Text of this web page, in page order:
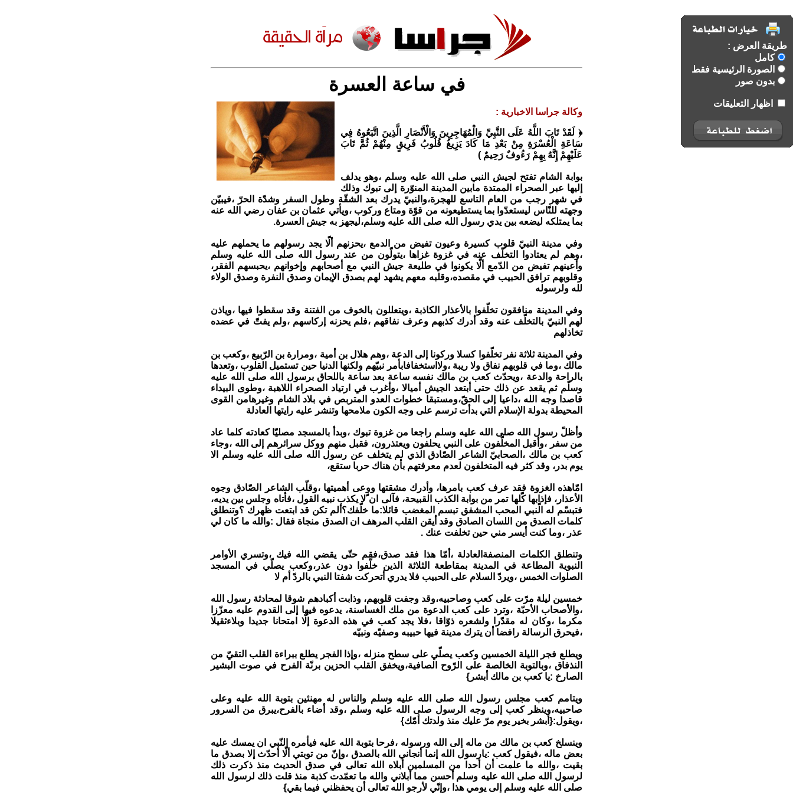
طريقة العرض :
كامل
الصورة الرئيسية فقط
بدون صور
اظهار التعليقات
في ساعة العسرة
وكالة جراسا الاخبارية :
﴿ لَقَدْ تَابَ اللَّهُ عَلَى النَّبِيِّ وَالْمُهَاجِرِينَ وَالْأَنْصَارِ الَّذِينَ اتَّبَعُوهُ فِي
سَاعَةِ الْعُسْرَةِ مِنْ بَعْدِ مَا كَادَ يَزِيغُ قُلُوبُ فَرِيقٍ مِنْهُمْ ثُمَّ تَابَ
عَلَيْهِمْ إِنَّهُ بِهِمْ رَءُوفٌ رَحِيمٌ )
بوابة الشام تفتح لجيش النبي صلى الله عليه وسلم ،وهو يدلف
إليها عبر الصحراء الممتدة مابين المدينة المنوّرة إلى تبوك وذلك
في شهر رجب من العام التاسع للهجرة،والنبيّ يدرك بعد الشقّة وطول السفر وشدّة الحرّ ،فيبيّن
وجهته للنّاس ليستعدّوا بما يستطيعونه من قوّة ومتاع وركوب ،ويأتي عثمان بن عفان رضي الله عنه
بما يمتلكه ليضعه بين يدي رسول الله صلى الله عليه وسلم،ليجهز به جيش العسرة.
وفي مدينة النبيّ قلوب كسيرة وعيون تفيض من الدمع ،يحزنهم ألّا يجد رسولهم ما يحملهم عليه
،وهم لم يعتادوا التخلّف عنه في غزوة غزاها ،يتولّون من عند رسول الله صلى الله عليه وسلم
وأعينهم تفيض من الدّمع ألّا يكونوا في طليعة جيش النبي مع أصحابهم وإخوانهم ،يحبسهم الفقر،
وقلوبهم ترافق الحبيب في مقصده،وقلبه معهم يشهد لهم بصدق الإيمان وصدق النفرة وصدق الولاء
لله ولرسوله
وفي المدينة منافقون تخلّفوا بالأعذار الكاذبة ،ويتعللون بالخوف من الفتنة وقد سقطوا فيها ،وياذن
لهم النبيّ بالتخلّف عنه وقد أدرك كذبهم وعرف نفاقهم ،فلم يحزنه إركاسهم ،ولم يفتّ في عضده
تخاذلهم
وفي المدينة ثلاثة نفر تخلّفوا كسلا وركونا إلى الدعة ،وهم هلال بن أمية ،ومرارة بن الرّبيع ،وكعب بن
مالك ،وما في قلوبهم نفاق ولا ريبة ،ولااستخفافابأمر نبيّهم ولكنها الدنيا حين تستميل القلوب ،وتعدها
بالراحة والدعة ،ويحدّث كعب بن مالك نفسه ساعة بعد ساعة باللحاق برسول الله صلى الله عليه
وسلّم ثم يقعد عن ذلك حتى أبتعد الجيش أميالا ،وأغرب في ارتياد الصحراء اللاهبة ،وطوى البيداء
قاصدا وجه الله ،داعيا إلى الحقّ،ومستبقا خطوات العدو المتربص في بلاد الشام وغيرهامن القوى
المحيطة بدولة الإسلام التي بدأت ترسم على وجه الكون ملامحها وتنشر عليه رايتها العادلة
وأظلّ رسول الله صلى الله عليه وسلم راجعا من غزوة تبوك ،وبدأ بالمسجد مصليّا كعادته كلما عاد
من سفر ،وأقبل المخلّفون على النبي يحلفون ويعتذرون، فقبل منهم ووكل سرائرهم إلى الله ،وجاء
كعب بن مالك ،الصحابيّ الشاعر الصّادق الذي لم يتخلف عن رسول الله صلى الله عليه وسلم الا
يوم بدر، وقد كثر فيه المتخلفون لعدم معرفتهم بأن هناك حربا ستقع،
امّاهذه الغزوة فقد عرف كعب بامرها، وأدرك مشقتها ووعى أهميتها ،وقلّب الشاعر الصّادق وجوه
الأعذار، فإذابها كّلها تمر من بوابة الكذب القبيحة، فآلى ان ّلا يكذب نبيه القول ،فأتاه وجلس بين يديه،
فتبسّم له الّنبي المحب المشفق تبسم المغضب قائلا:ما خلّفك؟ألم تكن قد ابتعت ظهرك ؟وتنطلق
كلمات الصدق من اللسان الصادق وقد أيقن القلب المرهف ان الصدق منجاة فقال :والله ما كان لي
عذر ،وما كنت أيسر مني حين تخلفت عنك .
وتنطلق الكلمات المنصفةالعادلة ،أمّا هذا فقد صدق،فقم حتّى يقضي الله فيك ،وتسري الأوامر
النبوية المطاعة في المدينة بمقاطعة الثلاثة الذين خلّفوا دون عذر،وكعب يصلّي في المسجد
الصلوات الخمس ،ويردّ السلام على الحبيب فلا يدري أتحركت شفتا النبي بالردّ أم لا
خمسين ليلة مرّت على كعب وصاحبيه،وقد وجفت قلوبهم، وذابت أكبادهم شوقا لمحادثة رسول الله
،والأصحاب الأحبّة ،وترد على كعب الدعوة من ملك الغساسنة، يدعوه فيها إلى القدوم عليه معزّزا
مكرما ،وكان له مقدّرا ولشعره ذوّاقا ،فلا يجد كعب في هذه الدعوة إلّا امتحانا جديدا وبلاءثقيلا
،فيحرق الرسالة رافضا أن يترك مدينة فيها حبيبه وصفيّه ونبيّه
ويطلع فجر الليلة الخمسين وكعب يصلّي على سطح منزله ،وإذا الفجر يطلع ببراءة القلب التقيّ من
النذفاق ،وبالتوبة الخالصة على الرّوح الصافية،ويخفق القلب الحزين برنّة الفرح في صوت البشير
الصارخ :يا كعب بن مالك أبشر}
ويتامم كعب مجلس رسول الله صلى الله عليه وسلم والناس له مهنئين بتوبة الله عليه وعلى
صاحبيه،وينظر كعب إلى وجه الرسول صلى الله عليه وسلم ،وقد أضاء بالفرح،يبرق من السرور
،ويقول:{أبشر بخير يوم مرّ عليك منذ ولدتك أمّك}
وينسلخ كعب بن مالك من ماله إلى الله ورسوله ،فرحا بتوبة الله عليه فيأمره النّبي ان يمسك عليه
بعض ماله ،فيقول كعب :يارسول الله إنما أنجاني الله بالصدق ،وإنّ من توبتي ألّا أحدّث إلا بصدق ما
بقيت ،والله ما علمت أن أحدا من المسلمين أبلاه الله تعالى في صدق الحديث منذ ذكرت ذلك
لرسول الله صلى الله عليه وسلم أحسن مما أبلاني والله ما تعمّدت كذبة منذ قلت ذلك لرسول الله
صلى الله عليه وسلم إلى يومي هذا ،وإنّي لأرجو الله تعالى أن يحفظني فيما بقي}